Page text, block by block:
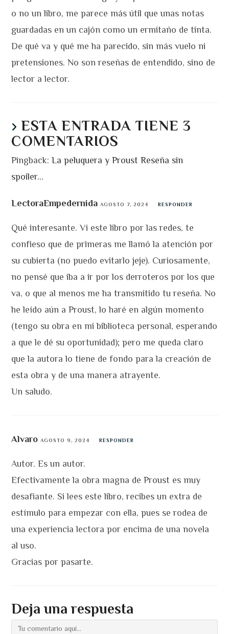
o no un libro, me parece más útil que unas notas
guardadas en un cajón como un ermitaño de tinta.
De qué va y qué me ha parecido, sin más vuelo ni
pretensiones. No son reseñas de entendido, sino de
lector a lector.
ESTA ENTRADA TIENE 3
COMENTARIOS
Pingback:La peluquera y Proust Reseña sin
spoiler...
LectoraEmpedernida AGOSTO 7, 2024 RESPONDER
Qué interesante. Vi este libro por las redes, te
confieso que de primeras me llamó la atención por
su cubierta (no puedo evitarlo jeje). Curiosamente,
no pensé que iba a ir por los derroteros por los que
va, o que al menos me ha transmitido tu reseña. No
he leído aún a Proust, lo haré en algún momento
(tengo su obra en mi biblioteca personal, esperando
a que le dé su oportunidad); pero me queda claro
que la autora lo tiene de fondo para la creación de
esta obra y de una manera atrayente.
Un saludo.
Alvaro AGOSTO 9, 2024 RESPONDER
Autor. Es un autor.
Efectivamente la obra magna de Proust es muy
desafiante. Si lees este libro, recibes un extra de
estímulo para empezar con ella, pues se rodea de
una experiencia lectora por encima de una novela
al uso.
Gracias por pasarte.
Deja una respuesta
Comentario